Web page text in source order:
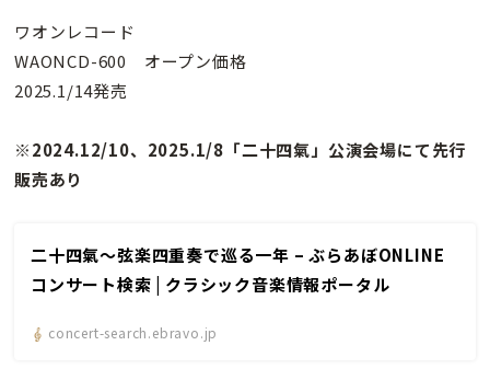
ワオンレコード
WAONCD-600 オープン価格
2025.1/14発売
※2024.12/10、2025.1/8「二十四氣」公演会場にて先行
販売あり
二十四氣〜弦楽四重奏で巡る一年 – ぶらあぼONLINE
コンサート検索 | クラシック音楽情報ポータル
concert-search.ebravo.jp